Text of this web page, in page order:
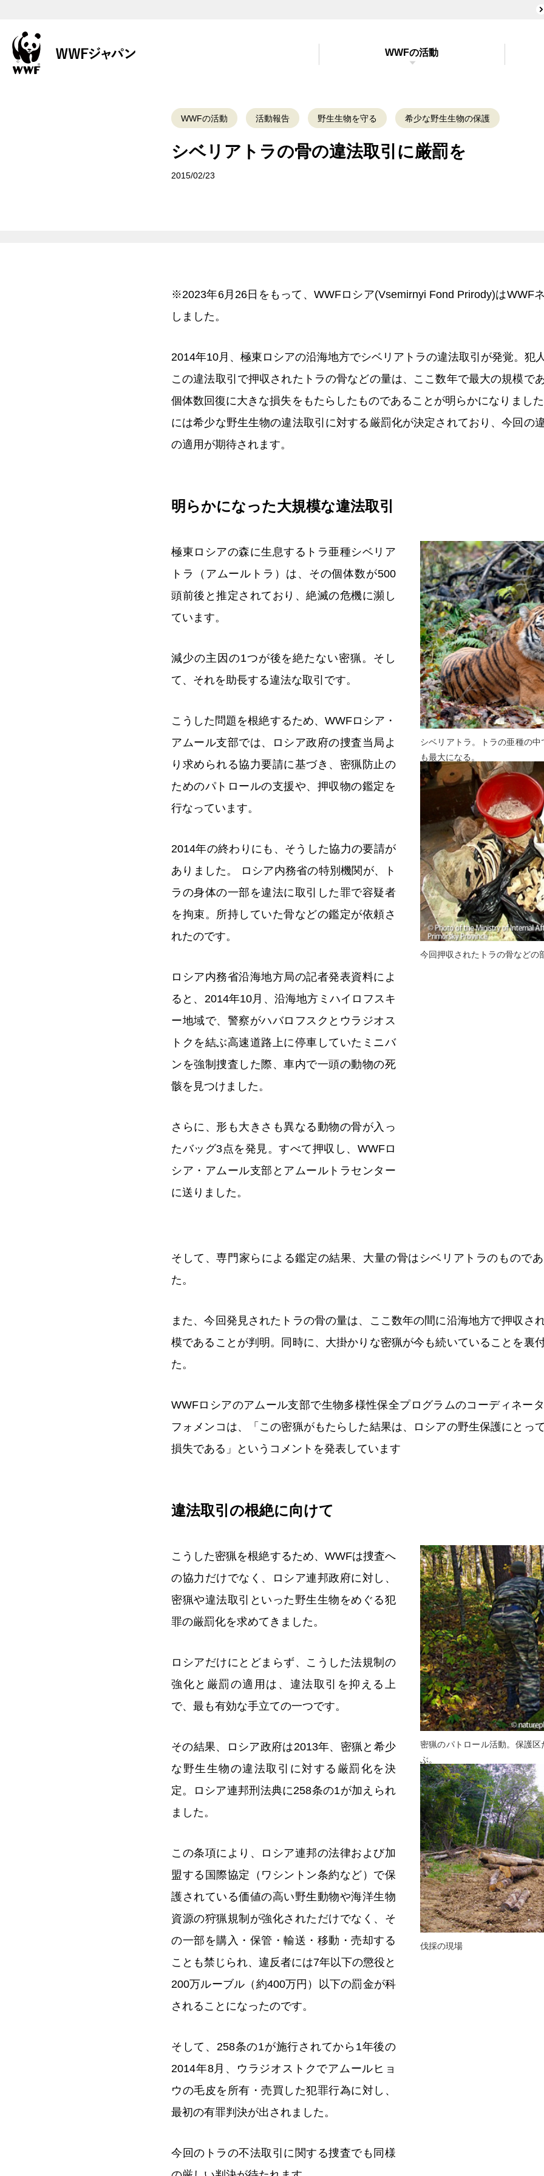
WWFの活動
WWFの活動 活動報告 野生生物を守る 希少な野生生物の保護
シベリアトラの骨の違法取引に厳罰を
2015/02/23
※2023年6月26日をもって、WWFロシア(Vsemirnyi Fond Prirody)はWWF
しました。
2014年10月、極東ロシアの沿海地方でシベリアトラの違法取引が発覚。犯
この違法取引で押収されたトラの骨などの量は、ここ数年で最大の規模で
個体数回復に大きな損失をもたらしたものであることが明らかになりまし
には希少な野生生物の違法取引に対する厳罰化が決定されており、今回の
の適用が期待されます。
明らかになった大規模な違法取引
極東ロシアの森に生息するトラ亜種シベリア
トラ（アムールトラ）は、その個体数が500
頭前後と推定されており、絶滅の危機に瀕し
ています。
減少の主因の1つが後を絶たない密猟。そし
て、それを助長する違法な取引です。
こうした問題を根絶するため、WWFロシア・
アムール支部では、ロシア政府の捜査当局よ
り求められる協力要請に基づき、密猟防止の
ためのパトロールの支援や、押収物の鑑定を
行なっています。
2014年の終わりにも、そうした協力の要請が
ありました。 ロシア内務省の特別機関が、ト
ラの身体の一部を違法に取引した罪で容疑者
を拘束。所持していた骨などの鑑定が依頼さ
れたのです。
ロシア内務省沿海地方局の記者発表資料によ
ると、2014年10月、沿海地方ミハイロフスキ
ー地域で、警察がハバロフスクとウラジオス
トクを結ぶ高速道路上に停車していたミニバ
ンを強制捜査した際、車内で一頭の動物の死
骸を見つけました。
さらに、形も大きさも異なる動物の骨が入っ
たバッグ3点を発見。すべて押収し、WWFロ
シア・アムール支部とアムールトラセンター
に送りました。
シベリアトラ。トラの亜種の
も最大になる。
今回押収されたトラの骨などの
そして、専門家らによる鑑定の結果、大量の骨はシベリアトラのもので
た。
また、今回発見されたトラの骨の量は、ここ数年の間に沿海地方で押収さ
模であることが判明。同時に、大掛かりな密猟が今も続いていることを裏
た。
WWFロシアのアムール支部で生物多様性保全プログラムのコーディネー
フォメンコは、「この密猟がもたらした結果は、ロシアの野生保護にとっ
損失である」というコメントを発表しています
違法取引の根絶に向けて
こうした密猟を根絶するため、WWFは捜査へ
の協力だけでなく、ロシア連邦政府に対し、
密猟や違法取引といった野生生物をめぐる犯
罪の厳罰化を求めてきました。
ロシアだけにとどまらず、こうした法規制の
強化と厳罰の適用は、違法取引を抑える上
で、最も有効な手立ての一つです。
その結果、ロシア政府は2013年、密猟と希少
な野生生物の違法取引に対する厳罰化を決
定。ロシア連邦刑法典に258条の1が加えられ
ました。
この条項により、ロシア連邦の法律および加
盟する国際協定（ワシントン条約など）で保
護されている価値の高い野生動物や海洋生物
資源の狩猟規制が強化されただけでなく、そ
の一部を購入・保管・輸送・移動・売却する
ことも禁じられ、違反者には7年以下の懲役と
200万ルーブル（約400万円）以下の罰金が科
されることになったのです。
そして、258条の1が施行されてから1年後の
2014年8月、ウラジオストクでアムールヒョ
ウの毛皮を所有・売買した犯罪行為に対し、
最初の有罪判決が出されました。
今回のトラの不法取引に関する捜査でも同様
密猟のパトロール活動。保護
ぶ。
伐採の現場